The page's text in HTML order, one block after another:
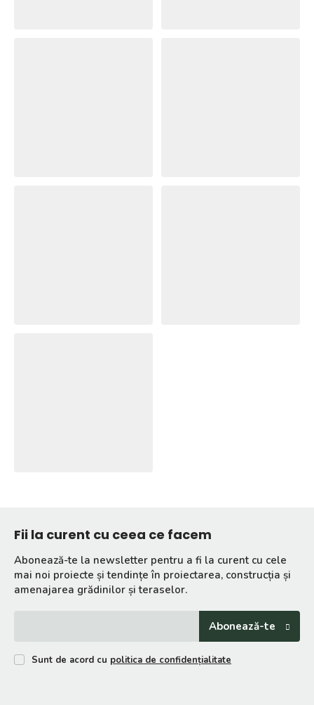
Fii la curent cu ceea ce facem
Abonează-te la newsletter pentru a fi la curent cu cele
mai noi proiecte și tendințe în proiectarea, construcția și
amenajarea grădinilor și teraselor.
Abonează-te
Sunt de acord cu politica de confidențialitate